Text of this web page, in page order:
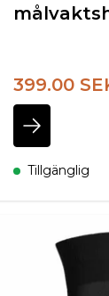
399.00
Tillgänglig